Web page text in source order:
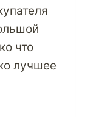
что
лучшее